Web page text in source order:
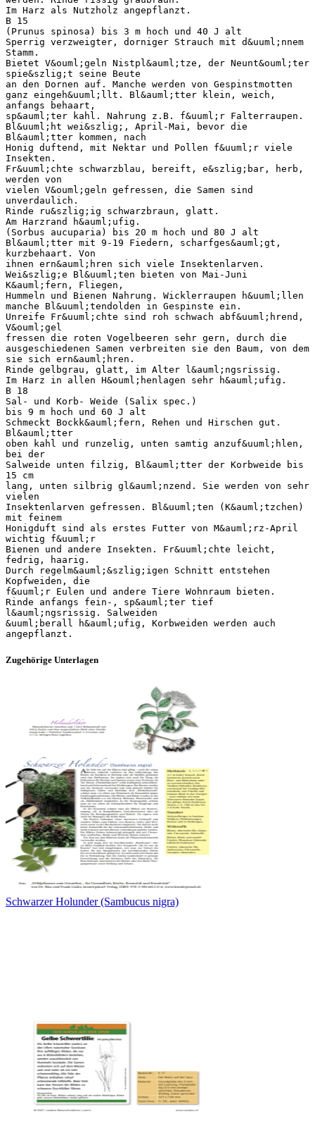
Zugehörige Unterlagen
Schwarzer Holunder (Sambucus nigra)